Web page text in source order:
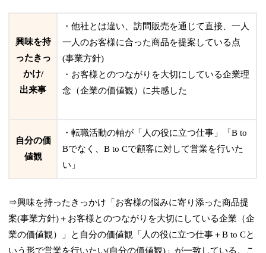
興味を持
ったきっ
かけ/
出来事
・他社とは違い、訪問販売を通じて直接、一人
一人のお客様に合った商品を提案している点
(事業方針)
・お客様とのつながりを大切にしている企業理
念（企業の価値観）に共感した
自分の価
値観
・転職活動の軸が「人の役に立つ仕事」「B to
Bでなく、B to Cで顧客に対して営業を行いた
い」
⇒興味を持ったきっかけ「お客様の悩みに寄り添った商品提
案(事業方針)＋お客様とのつながりを大切にしている企業（企
業の価値観）」と自分の価値観「人の役に立つ仕事＋B to Cと
いう形で営業を行いたい(自分の価値観)」が一致している。こ